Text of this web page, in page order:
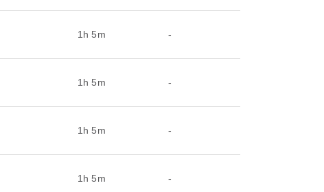
1h 5m -
1h 5m -
1h 5m -
1h 5m -